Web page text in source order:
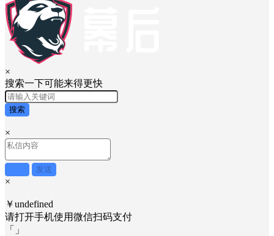
×
搜索一下可能来得更快
搜索
×
发送
×
￥undefined
请打开手机使用微信扫码支付
「
」